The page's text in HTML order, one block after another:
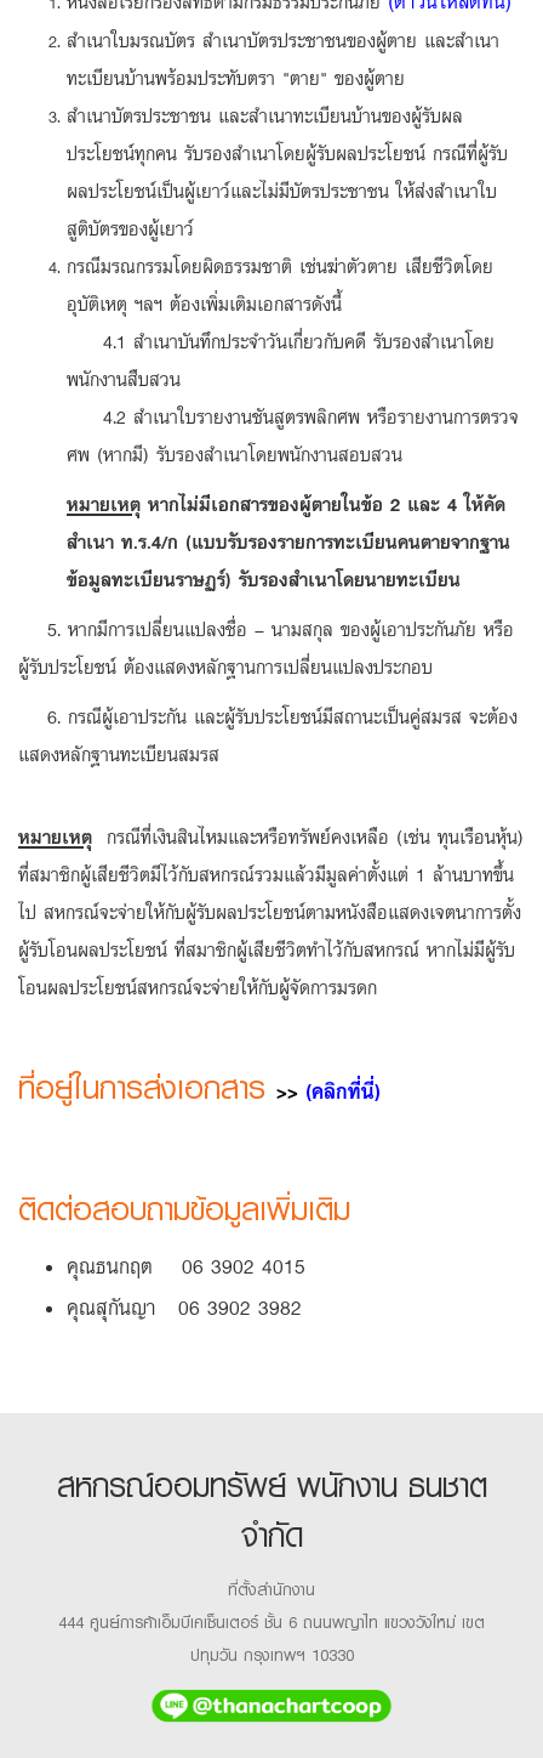
สำเนาใบมรณบัตร สำเนาบัตรประชาชนของผู้ตาย และสำเนา
ทะเบียนบ้านพร้อมประทับตรา "ตาย" ของผู้ตาย
สำเนาบัตรประชาชน และสำเนาทะเบียนบ้านของผู้รับผล
ประโยชน์ทุกคน รับรองสำเนาโดยผู้รับผลประโยชน์ กรณีที่ผู้รับ
ผลประโยชน์เป็นผู้เยาว์และไม่มีบัตรประชาชน ให้ส่งสำเนาใบ
สูติบัตรของผู้เยาว์
กรณีมรณกรรมโดยผิดธรรมชาติ เช่นฆ่าตัวตาย เสียชีวิตโดย
อุบัติเหตุ ฯลฯ ต้องเพิ่มเติมเอกสารดังนี้
4.1 สำเนาบันทึกประจำวันเกี่ยวกับคดี รับรองสำเนาโดย
พนักงานสืบสวน
4.2 สำเนาใบรายงานชันสูตรพลิกศพ หรือรายงานการตรวจ
ศพ (หากมี) รับรองสำเนาโดยพนักงานสอบสวน
หมายเหตุ หากไม่มีเอกสารของผู้ตายในข้อ 2 และ 4 ให้คัด
สำเนา ท.ร.4/ก (แบบรับรองรายการทะเบียนคนตายจากฐาน
ข้อมูลทะเบียนราษฏร์) รับรองสำเนาโดยนายทะเบียน
5. หากมีการเปลี่ยนแปลงชื่อ – นามสกุล ของผู้เอาประกันภัย หรือ
ผู้รับประโยชน์ ต้องแสดงหลักฐานการเปลี่ยนแปลงประกอบ
6. กรณีผู้เอาประกัน และผู้รับประโยชน์มีสถานะเป็นคู่สมรส จะต้อง
แสดงหลักฐานทะเบียนสมรส
หมายเหตุ กรณีที่เงินสินไหมและหรือทรัพย์คงเหลือ (เช่น ทุนเรือนหุ้น)
ที่สมาชิกผู้เสียชีวิตมีไว้กับสหกรณ์รวมแล้วมีมูลค่าตั้งแต่ 1 ล้านบาทขึ้น
ไป สหกรณ์จะจ่ายให้กับผู้รับผลประโยชน์ตามหนังสือแสดงเจตนาการตั้ง
ผู้รับโอนผลประโยชน์ ที่สมาชิกผู้เสียชีวิตทำไว้กับสหกรณ์ หากไม่มีผู้รับ
โอนผลประโยชน์สหกรณ์จะจ่ายให้กับผู้จัดการมรดก
ที่อยู่ในการส่งเอกสาร >> (คลิกที่นี่)
ติดต่อสอบถามข้อมูลเพิ่มเติม
คุณธนกฤต 06 3902 4015
คุณสุกันญา 06 3902 3982
สหกรณ์ออมทรัพย์ พนักงาน ธนชาต
จำกัด
ที่ตั้งสำนักงาน
444 ศูนย์การค้าเอ็มบีเคเซ็นเตอร์ ชั้น 6 ถนนพญาไท แขวงวังใหม่ เขต
ปทุมวัน กรุงเทพฯ 10330